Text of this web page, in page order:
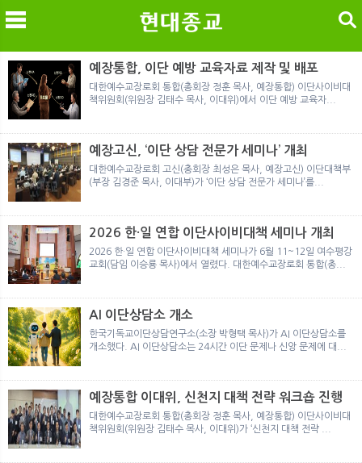
메 검
예장통합, 이단 예방 교육자료 제작 및 배포
대한예수교장로회 통합(총회장 정훈 목사, 예장통합) 이단사이비대
책위원회(위원장 김태수 목사, 이대위)에서 이단 예방 교육자...
예장고신, ‘이단 상담 전문가 세미나’ 개최
대한예수교장로회 고신(총회장 최성은 목사, 예장고신) 이단대책부
(부장 김경준 목사, 이대부)가 ‘이단 상담 전문가 세미나’를...
2026 한·일 연합 이단사이비대책 세미나 개최
2026 한·일 연합 이단사이비대책 세미나가 6월 11~12일 여수평강
교회(담임 이승룡 목사)에서 열렸다. 대한예수교장로회 통합(총...
AI 이단상담소 개소
한국기독교이단상담연구소(소장 박형택 목사)가 AI 이단상담소를
개소했다. AI 이단상담소는 24시간 이단 문제나 신앙 문제에 대...
예장통합 이대위, 신천지 대책 전략 워크숍 진행
대한예수교장로회 통합(총회장 정훈 목사, 예장통합) 이단사이비대
책위원회(위원장 김태수 목사, 이대위)가 ‘신천지 대책 전략 ...